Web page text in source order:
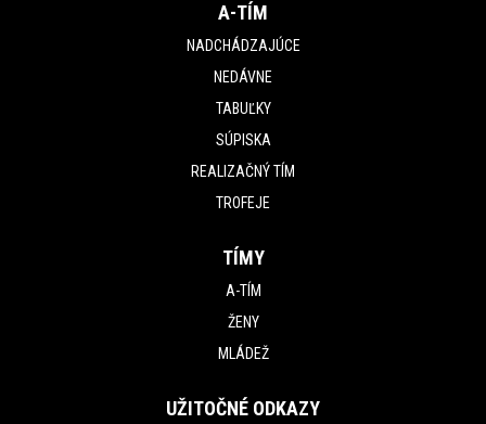
A-TÍM
NADCHÁDZAJÚCE
NEDÁVNE
TABUĽKY
SÚPISKA
REALIZAČNÝ TÍM
TROFEJE
TÍMY
A-TÍM
ŽENY
MLÁDEŽ
UŽITOČNÉ ODKAZY